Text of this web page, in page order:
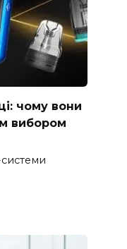
чому вони
вибором
системи